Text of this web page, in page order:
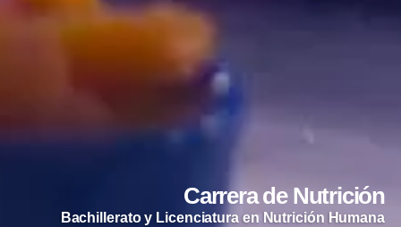
Carrera de Nutrición
Bachillerato y Licenciatura en Nutrición Humana